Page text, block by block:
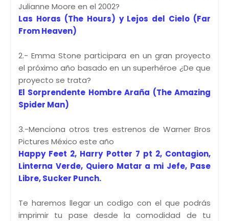
Julianne Moore en el 2002?
Las Horas (The Hours) y Lejos del Cielo (Far
From Heaven)
2.- Emma Stone participara en un gran proyecto
el próximo año basado en un superhéroe ¿De que
proyecto se trata?
El Sorprendente Hombre Araña (The Amazing
Spider Man)
3.-Menciona otros tres estrenos de Warner Bros
Pictures México este año
Happy Feet 2, Harry Potter 7 pt 2, Contagion,
Linterna Verde, Quiero Matar a mi Jefe, Pase
Libre, Sucker Punch.
Te haremos llegar un codigo con el que podrás
imprimir tu pase desde la comodidad de tu